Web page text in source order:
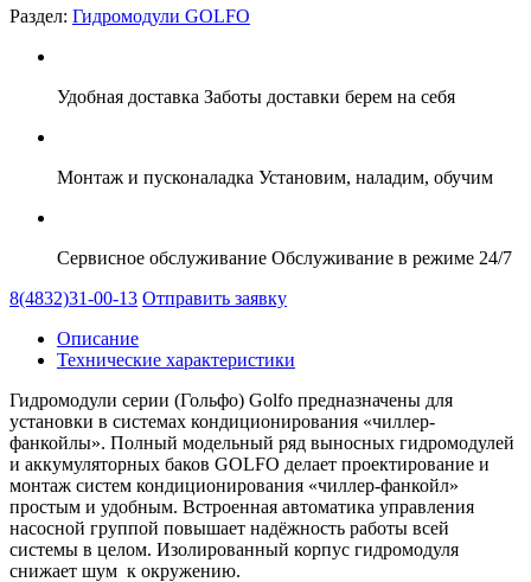
Раздел: Гидромодули GOLFO
Удобная доставка Заботы доставки берем на себя
Монтаж и пусконаладка Установим, наладим, обучим
Сервисное обслуживание Обслуживание в режиме 24/7
8(4832)31-00-13 Отправить заявку
Описание
Технические характеристики
Гидромодули серии (Гольфо) Golfo предназначены для
установки в системах кондиционирования «чиллер-
фанкойлы». Полный модельный ряд выносных гидромодулей
и аккумуляторных баков GOLFO делает проектирование и
монтаж систем кондиционирования «чиллер-фанкойл»
простым и удобным. Встроенная автоматика управления
насосной группой повышает надёжность работы всей
системы в целом. Изолированный корпус гидромодуля
снижает шум к окружению.